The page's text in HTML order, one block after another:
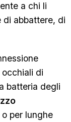
a chi li
di abbattere, di
di
batteria degli
per lunghe